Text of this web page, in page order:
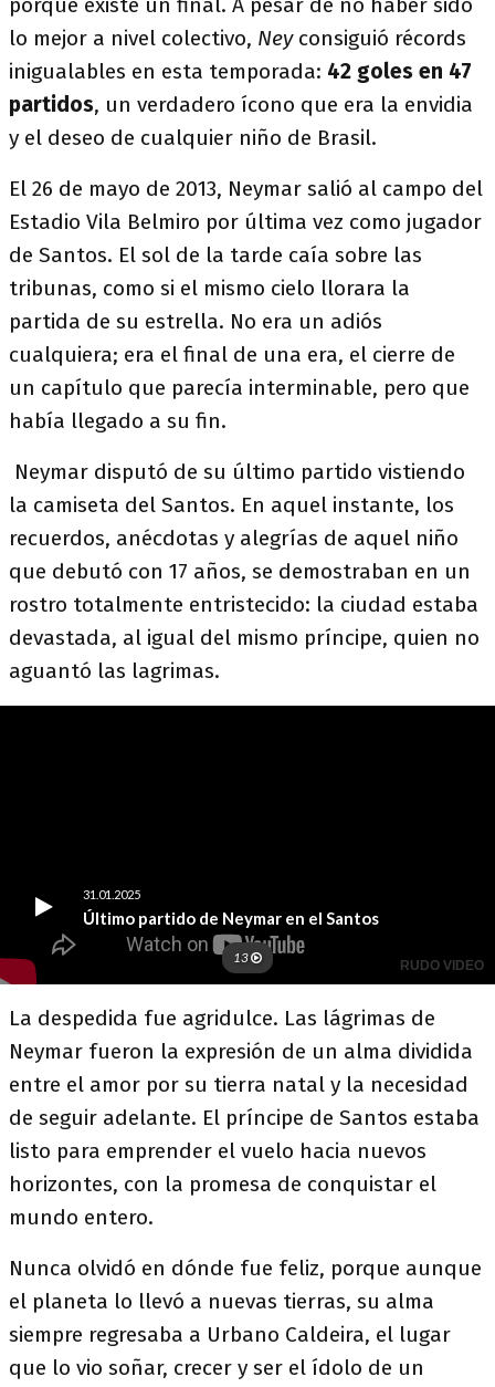
porque existe un final. A pesar de no haber sido
lo mejor a nivel colectivo, Ney consiguió récords
inigualables en esta temporada: 42 goles en 47
partidos, un verdadero ícono que era la envidia
y el deseo de cualquier niño de Brasil.
El 26 de mayo de 2013, Neymar salió al campo del
Estadio Vila Belmiro por última vez como jugador
de Santos. El sol de la tarde caía sobre las
tribunas, como si el mismo cielo llorara la
partida de su estrella. No era un adiós
cualquiera; era el final de una era, el cierre de
un capítulo que parecía interminable, pero que
había llegado a su fin.
Neymar disputó de su último partido vistiendo
la camiseta del Santos. En aquel instante, los
recuerdos, anécdotas y alegrías de aquel niño
que debutó con 17 años, se demostraban en un
rostro totalmente entristecido: la ciudad estaba
devastada, al igual del mismo príncipe, quien no
aguantó las lagrimas.
La despedida fue agridulce. Las lágrimas de
Neymar fueron la expresión de un alma dividida
entre el amor por su tierra natal y la necesidad
de seguir adelante. El príncipe de Santos estaba
listo para emprender el vuelo hacia nuevos
horizontes, con la promesa de conquistar el
mundo entero.
Nunca olvidó en dónde fue feliz, porque aunque
el planeta lo llevó a nuevas tierras, su alma
siempre regresaba a Urbano Caldeira, el lugar
que lo vio soñar, crecer y ser el ídolo de un